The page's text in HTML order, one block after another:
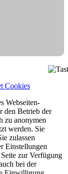
Cookies
Webseiten-
den Betrieb der
zu anonymen
werden. Sie
zulassen
Einstellungen
zur Verfügung
bei der